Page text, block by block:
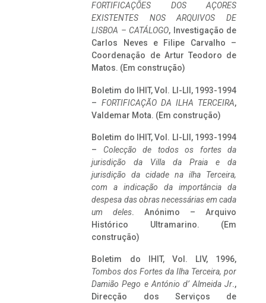
FORTIFICAÇÕES DOS AÇORES
EXISTENTES NOS ARQUIVOS DE
LISBOA – CATÁLOGO, Investigação de
Carlos Neves e Filipe Carvalho –
Coordenação de Artur Teodoro de
Matos. (Em construção)
Boletim do IHIT, Vol. LI-LII, 1993-1994
– FORTIFICAÇÃO DA ILHA TERCEIRA,
Valdemar Mota. (Em construção)
Boletim do IHIT, Vol. LI-LII, 1993-1994
– Colecção de todos os fortes da
jurisdição da Villa da Praia e da
jurisdição da cidade na ilha Terceira,
com a indicação da importância da
despesa das obras necessárias em cada
um deles. Anónimo – Arquivo
Histórico Ultramarino. (Em
construção)
Boletim do IHIT, Vol. LIV, 1996,
Tombos dos Fortes da Ilha Terceira, por
Damião Pego e António d’ Almeida Jr.,
Direcção dos Serviços de